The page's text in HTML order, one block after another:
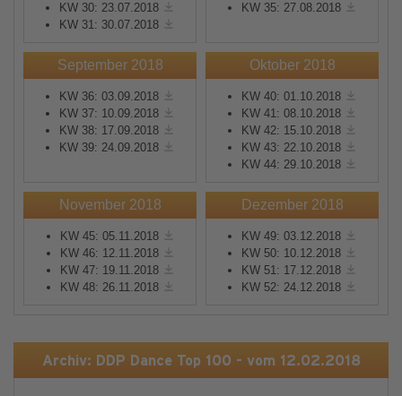
KW 30: 23.07.2018
KW 31: 30.07.2018
KW 35: 27.08.2018
September 2018
KW 36: 03.09.2018
KW 37: 10.09.2018
KW 38: 17.09.2018
KW 39: 24.09.2018
Oktober 2018
KW 40: 01.10.2018
KW 41: 08.10.2018
KW 42: 15.10.2018
KW 43: 22.10.2018
KW 44: 29.10.2018
November 2018
KW 45: 05.11.2018
KW 46: 12.11.2018
KW 47: 19.11.2018
KW 48: 26.11.2018
Dezember 2018
KW 49: 03.12.2018
KW 50: 10.12.2018
KW 51: 17.12.2018
KW 52: 24.12.2018
Archiv: DDP Dance Top 100 - vom 12.02.2018